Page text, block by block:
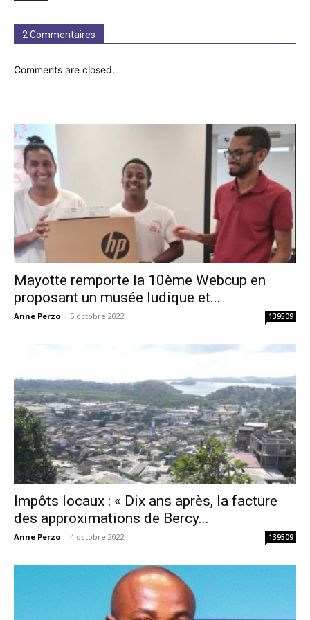
2 Commentaires
Comments are closed.
Mayotte remporte la 10ème Webcup en
proposant un musée ludique et...
Anne Perzo - 5 octobre 2022 139509
Impôts locaux : « Dix ans après, la facture
des approximations de Bercy...
Anne Perzo - 4 octobre 2022 139509